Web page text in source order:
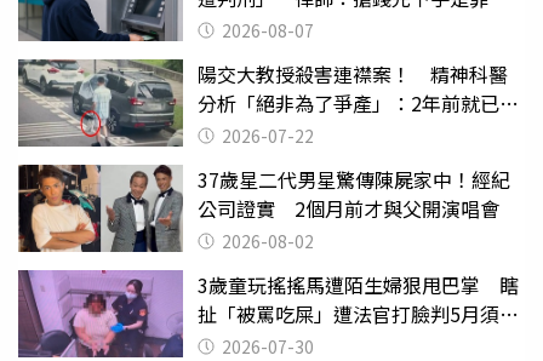
2026-08-07
陽交大教授殺害連襟案！ 精神科醫
分析「絕非為了爭產」：2年前就已言
行詭異
2026-07-22
37歲星二代男星驚傳陳屍家中！經紀
公司證實 2個月前才與父開演唱會
2026-08-02
3歲童玩搖搖馬遭陌生婦狠甩巴掌 瞎
扯「被罵吃屎」遭法官打臉判5月須入
監 2026-07-30